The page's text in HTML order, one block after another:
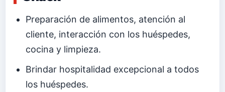
Preparación de alimentos, atención al
cliente, interacción con los huéspedes,
cocina y limpieza.
Brindar hospitalidad excepcional a todos
los huéspedes.